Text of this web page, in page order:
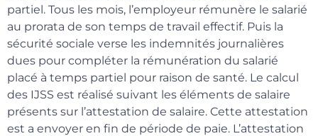
partiel. Tous les mois, l’employeur rémunère le salarié
au prorata de son temps de travail effectif. Puis la
sécurité sociale verse les indemnités journalières
dues pour compléter la rémunération du salarié
placé à temps partiel pour raison de santé. Le calcul
des IJSS est réalisé suivant les éléments de salaire
présents sur l’attestation de salaire. Cette attestation
est a envoyer en fin de période de paie. L’attestation